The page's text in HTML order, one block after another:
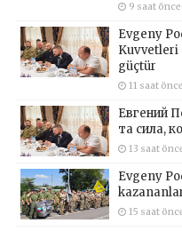
9 saat önce
Evgeny
Kuvvetleri
güçtür
11 saat önce
Евгений
та сила,
13 saat
Evgeny
15 saat